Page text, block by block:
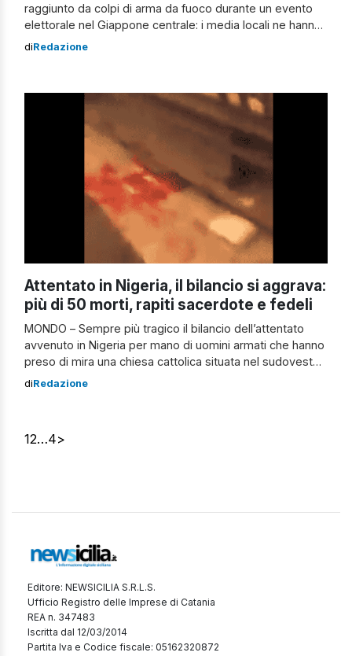
raggiunto da colpi di arma da fuoco durante un evento
elettorale nel Giappone centrale: i media locali ne hanno
dichiarato la morte. Il primo ministro Fumio Kishida,
campagna […]
diRedazione
Attentato in Nigeria, il bilancio si aggrava:
più di 50 morti, rapiti sacerdote e fedeli
MONDO – Sempre più tragico il bilancio dell’attentato
avvenuto in Nigeria per mano di uomini armati che hanno
preso di mira una chiesa cattolica situata nel sudovest
del Paese. Sono più di 50 le vittime provocate
diRedazione
12…4>
Editore: NEWSICILIA S.R.L.S.
Ufficio Registro delle Imprese di Catania
REA n. 347483
Iscritta dal 12/03/2014
Partita Iva e Codice fiscale: 05162320872